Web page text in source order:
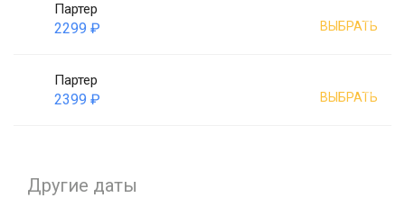
Партер
2299 ₽ ВЫБРАТЬ
Партер
2399 ₽ ВЫБРАТЬ
Другие даты